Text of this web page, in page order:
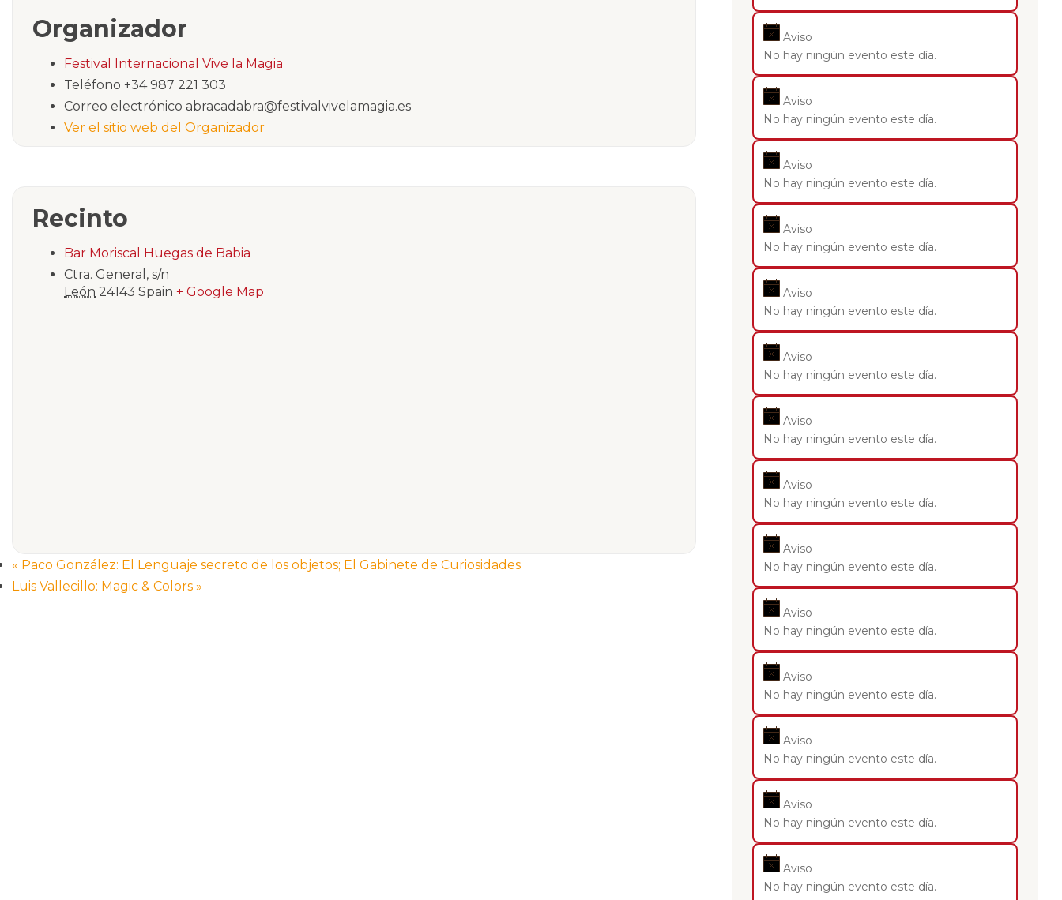
Organizador
Festival Internacional Vive la Magia
Teléfono +34 987 221 303
Correo electrónico abracadabra@festivalvivelamagia.es
Ver el sitio web del Organizador
Recinto
Bar Moriscal Huegas de Babia
Ctra. General, s/n
León 24143 Spain + Google Map
« Paco González: El Lenguaje secreto de los objetos; El Gabinete de Curiosidades
Luis Vallecillo: Magic & Colors »
Aviso
No hay ningún evento este día.
Aviso
No hay ningún evento este día.
Aviso
No hay ningún evento este día.
Aviso
No hay ningún evento este día.
Aviso
No hay ningún evento este día.
Aviso
No hay ningún evento este día.
Aviso
No hay ningún evento este día.
Aviso
No hay ningún evento este día.
Aviso
No hay ningún evento este día.
Aviso
No hay ningún evento este día.
Aviso
No hay ningún evento este día.
Aviso
No hay ningún evento este día.
Aviso
No hay ningún evento este día.
Aviso
No hay ningún evento este día.